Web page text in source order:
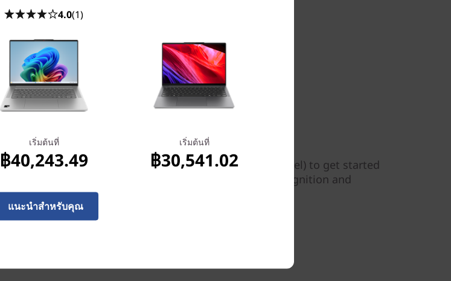
Zero-touch login
Simply flip open your IdeaPad 5i Pro Gen 6 (14" Intel) to get started
instantly. Its infrared camera allows for facial recognition and
instant, zero-touch login.
4.0(1)
เริ่มต้นที่
฿40,243.49
เริ่มต้นที่
฿30,541.02
แนะนำสำหรับคุณ